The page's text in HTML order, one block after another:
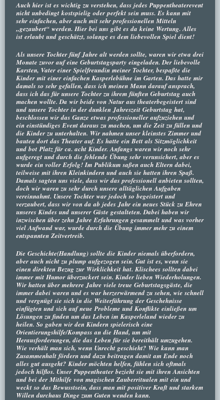
Auch hier ist es wichtig zu verstehen, dass jedes Puppentheaterevent
nicht unbedingt kostspielig oder perfekt sein muss. Es kann mit
sehr einfachen, aber auch mit sehr professionellen Mitteln
„gezaubert“ werden. Hier bei uns gibt es da keine Wertung. Alles
ist erlaubt und geschätzt, solange es dem liebevollen Spiel dient!
Als unsere Tochter fünf Jahre alt werden sollte, waren wir etwa drei
Monate zuvor auf eine Geburtstagsparty eingeladen. Der liebevolle
Karsten, Vater einer Spielfreundin meiner Tochter, bespaßte die
Kinder mit einer einfachen Kasperlebühne im Garten. Das hatte mir
damals so sehr gefallen, dass ich meinen Mann darauf ansprach,
dass ich das für unsere Tochter zu ihrem fünften Geburtstag auch
machen wollte. Da wir beide von Natur aus theaterbegeistert sind
und unsere Tochter in der dunklen Jahreszeit Geburtstag hat,
beschlossen wir das Ganze etwas professioneller aufzuziehen und
ein einstündiges Event daraus zu machen, um die Zeit zu füllen und
die Kinder zu unterhalten. Wir nahmen unser kleinstes Zimmer und
bauten dort das Theater auf. Es hatte ein Bett als Sitzmöglichkeit
und bot Platz für ca. acht Kinder. Anfangs waren wir noch sehr
aufgeregt und durch die fehlende Übung sehr verunsichert, aber es
wurde ein voller Erfolg! Im Publikum saßen auch Eltern dabei,
teilweise mit ihren Kleinkindern und auch sie hatten ihren Spaß.
Damals sagten uns viele, dass wir das professionell anbieten sollten,
doch wir waren zu sehr durch unsere alltäglichen Aufgaben
vereinnahmt. Unsere Tochter war jedoch so begeistert und
verzaubert, dass wir von da ab jedes Jahr ein neues Stück zu Ehren
unseres Kindes und unserer Gäste gestalteten. Dabei haben wir
inzwischen über zehn Jahre Erfahrungen gesammelt und was vorher
viel Aufwand war, wurde durch die Übung immer mehr zu einem
entspannten Zeitvertreib.
Die Geschichte(Handlung) sollte die Kinder niemals überfordern,
aber auch nicht zu plump aufgezogen sein. Gut ist es, wenn sie
einen direkten Bezug zur Wirklichkeit hat. Klischees sollten dabei
immer mit Humor überzuckert sein. Kinder lieben Wiederholungen.
Wir hatten über mehrere Jahre viele treue Geburtstagsgäste, die
immer dabei waren und es war herzerwärmend zu sehen, wie schnell
und vergnügt sie sich in die Weiterführung der Geschehnisse
einfügten und sich auf neue Probleme und Konflikte einließen um
Lösungen zu finden um das Leben im Kasperleland wieder zu
heilen. So gaben wir den Kindern spielerisch eine
Orientierungshilfe/Kompass an die Hand, um mit
Herausforderungen, die das Leben für sie bereithält umzugehen.
Wie verhält man sich, wenn Unrecht geschieht? Wie kann man
Zusammenhalt fördern und dazu beitragen damit am Ende noch
alles gut ausgeht? Kinder möchten helfen, fühlen sich oftmals
jedoch hilflos. Unser Puppentheater bezieht sie mit ihren Ansichten
und bei der Mithilfe von magischen Zauberritualen mit ein und
weckt so das Bewusstsein, dass man mit positiver Kraft und starkem
Willen durchaus Dinge zum Guten wenden kann.